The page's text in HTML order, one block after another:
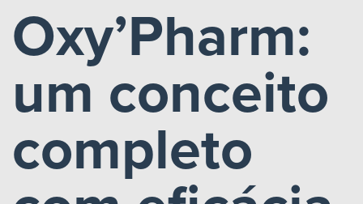
the
content
Oxy’Pharm:
um conceito
completo